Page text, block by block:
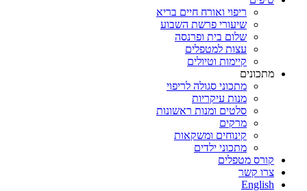
ריפוי ואורח חיים בריא
שיעורי פרשת השבוע
שלום בית ופרנסה
עצות למטפלים
קיימות וטיולים
מתכונים
מתכוני סגולה לריפוי
מנות עיקריות
סלטים ומנות ראשונות
מרקים
קינוחים ומשקאות
מתכוני ילדים
קורס מטפלים
צרו קשר
English